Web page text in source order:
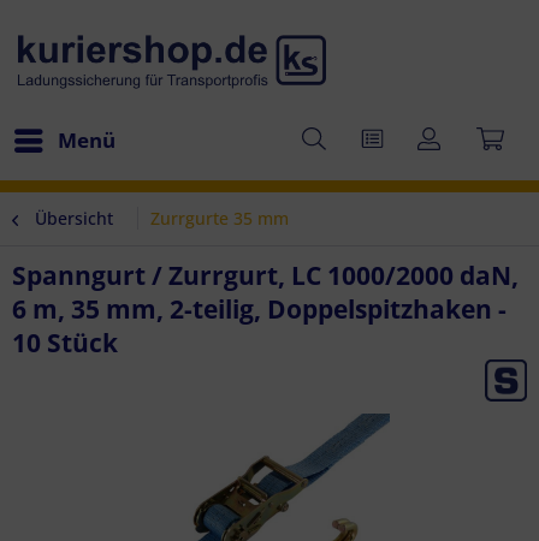
Menü
Übersicht Zurrgurte 35 mm
Spanngurt / Zurrgurt, LC 1000/2000 daN,
6 m, 35 mm, 2-teilig, Doppelspitzhaken -
10 Stück